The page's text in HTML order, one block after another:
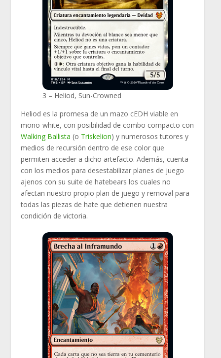
3 – Heliod, Sun-Crowned
Heliod es la promesa de un mazo cEDH viable en
mono-white, con posibilidad de combo compacto con
Walking Ballista (o Triskelion) y numerosos tutores y
medios de recursión dentro de ese color que
permiten acceder a dicho artefacto. Además, cuenta
con los medios para desestabilizar planes de juego
ajenos con su suite de hatebears los cuales no
afectan nuestro propio plan de juego y removal para
todas las piezas de hate que detienen nuestra
condición de victoria.